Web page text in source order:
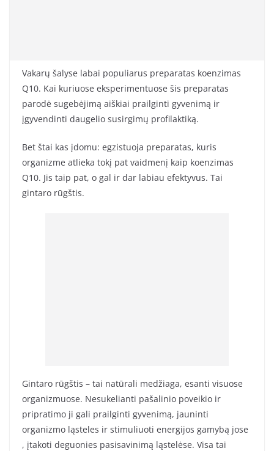
Vakarų šalyse labai populiarus preparatas koenzimas
Q10. Kai kuriuose eksperimentuose šis preparatas
parodė sugebėjimą aiškiai prailginti gyvenimą ir
įgyvendinti daugelio susirgimų profilaktiką.
Bet štai kas įdomu: egzistuoja preparatas, kuris
organizme atlieka tokį pat vaidmenį kaip koenzimas
Q10. Jis taip pat, o gal ir dar labiau efektyvus. Tai
gintaro rūgštis.
Gintaro rūgštis – tai natūrali medžiaga, esanti visuose
organizmuose. Nesukelianti pašalinio poveikio ir
pripratimo ji gali prailginti gyvenimą, jauninti
organizmo ląsteles ir stimuliuoti energijos gamybą jose
, įtakoti deguonies pasisavinimą ląstelėse. Visa tai